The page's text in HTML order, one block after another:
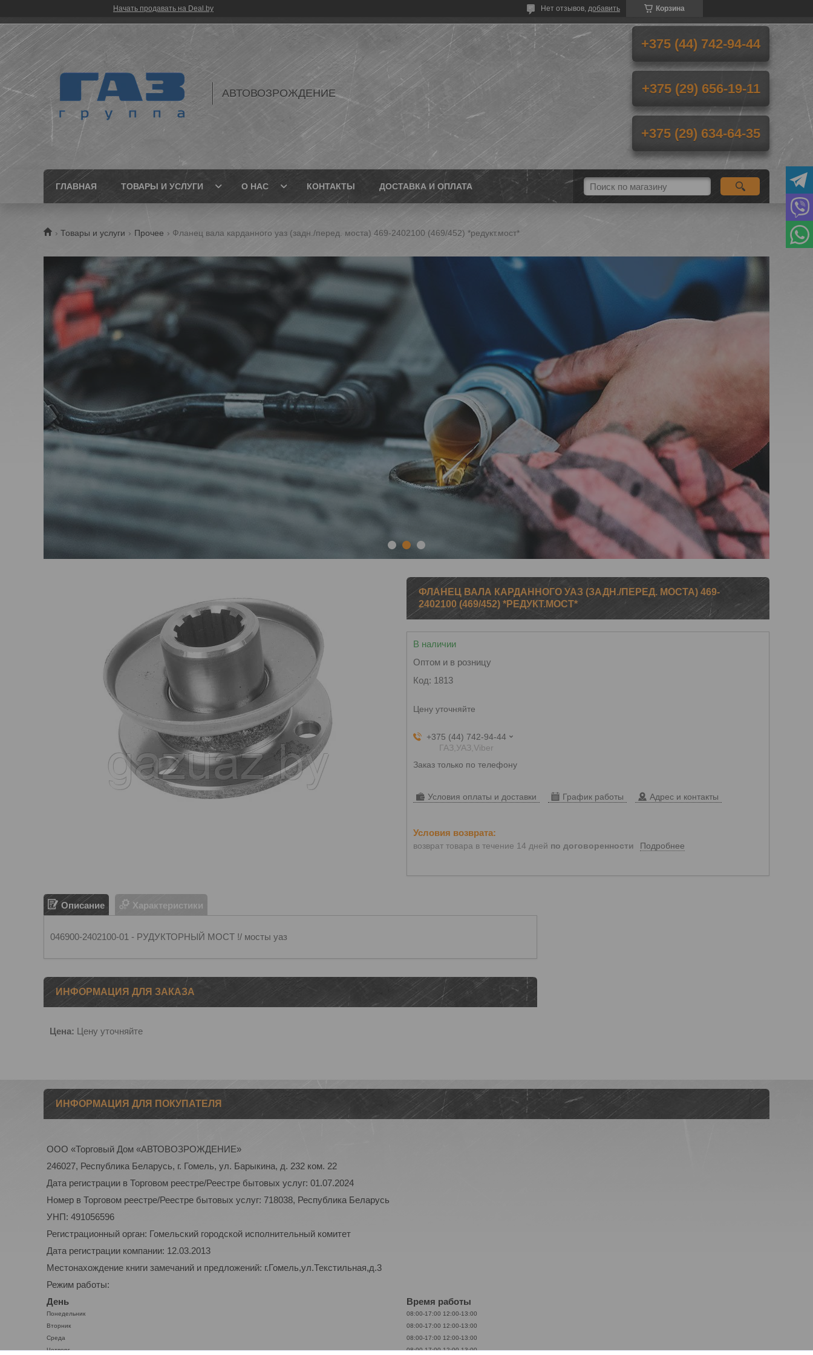
Начать продавать на Deal.by Корзина
Нет отзывов, добавить
АВТОВОЗРОЖДЕНИЕ
+375 (44) 742-94-44
+375 (29) 656-19-11
+375 (29) 634-64-35
ГЛАВНАЯ ТОВАРЫ И УСЛУГИ О НАС КОНТАКТЫ ДОСТАВКА И ОПЛАТА
Товары и услуги Прочее Фланец вала карданного уаз (задн./перед. моста) 469-2402100 (469/452) *редукт.мост*
ФЛАНЕЦ ВАЛА КАРДАННОГО УАЗ (ЗАДН./ПЕРЕД. МОСТА) 469-
2402100 (469/452) *РЕДУКТ.МОСТ*
В наличии
Оптом и в розницу
Код: 1813
Цену уточняйте
+375 (44) 742-94-44
ГАЗ,УАЗ,Viber
Заказ только по телефону
Условия оплаты и доставки График работы Адрес и контакты
возврат товара в течение 14 дней по договоренности Подробнее
Описание Характеристики
046900-2402100-01 - РУДУКТОРНЫЙ МОСТ !/ мосты уаз
ИНФОРМАЦИЯ ДЛЯ ЗАКАЗА
Цена: Цену уточняйте
ИНФОРМАЦИЯ ДЛЯ ПОКУПАТЕЛЯ
ООО «Торговый Дом «АВТОВОЗРОЖДЕНИЕ»
246027, Республика Беларусь, г. Гомель, ул. Барыкина, д. 232 ком. 22
Дата регистрации в Торговом реестре/Реестре бытовых услуг: 01.07.2024
Номер в Торговом реестре/Реестре бытовых услуг: 718038, Республика Беларусь
УНП: 491056596
Регистрационный орган: Гомельский городской исполнительный комитет
Дата регистрации компании: 12.03.2013
Местонахождение книги замечаний и предложений: г.Гомель,ул.Текстильная,д.3
Режим работы:
День
Время работы
Понедельник 08:00-17:00 12:00-13:00
Вторник
08:00-17:00 12:00-13:00
Среда
08:00-17:00 12:00-13:00
Четверг
08:00-17:0012:00-13:00